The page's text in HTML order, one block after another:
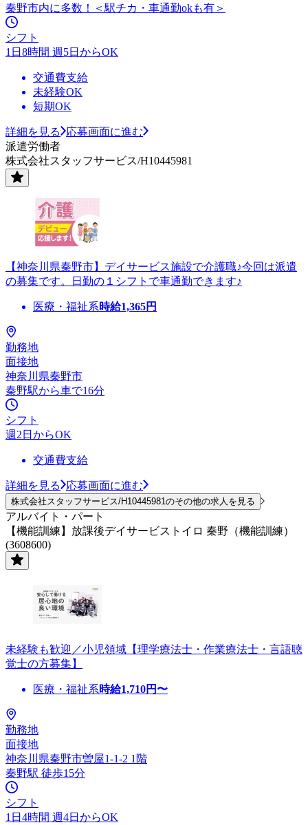
秦野市内に多数！＜駅チカ・車通勤okも有＞
シフト
1日8時間 週5日からOK
交通費支給
未経験OK
短期OK
詳細を見る
応募画面に進む
派遣労働者
株式会社スタッフサービス/H10445981
【神奈川県秦野市】デイサービス施設で介護職♪今回は派遣
の募集です。日勤の１シフトで車通勤できます♪
医療・福祉系時給1,365円
勤務地
面接地
神奈川県秦野市
秦野駅から車で16分
シフト
週2日からOK
交通費支給
詳細を見る 応募画面に進む
株式会社スタッフサービス/H10445981のその他の求人を見る
アルバイト・パート
【機能訓練】放課後デイサービストイロ 秦野（機能訓練）
(3608600)
未経験も歓迎／小児領域【理学療法士・作業療法士・言語聴
覚士の方募集】
医療・福祉系時給1,710円〜
勤務地
面接地
神奈川県秦野市曽屋1-1-2 1階
秦野駅 徒歩15分
シフト
1日4時間 週4日からOK